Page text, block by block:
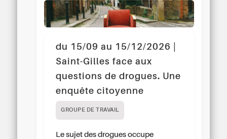
du 15/09 au 15/12/2026 |
Saint-Gilles face aux
questions de drogues. Une
enquête citoyenne
GROUPE DE TRAVAIL
Le sujet des drogues occupe